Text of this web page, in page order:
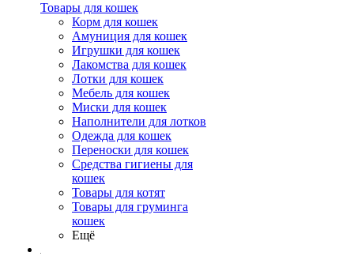
Товары для кошек
Корм для кошек
Амуниция для кошек
Игрушки для кошек
Лакомства для кошек
Лотки для кошек
Мебель для кошек
Миски для кошек
Наполнители для лотков
Одежда для кошек
Переноски для кошек
Средства гигиены для
кошек
Товары для котят
Товары для груминга
кошек
Ещё